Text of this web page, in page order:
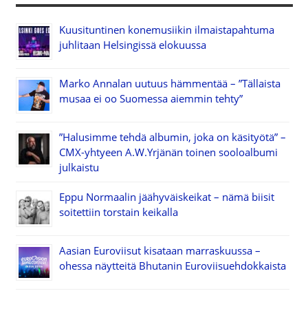
Kuusituntinen konemusiikin ilmaistapahtuma
juhlitaan Helsingissä elokuussa
Marko Annalan uutuus hämmentää – ”Tällaista
musaa ei oo Suomessa aiemmin tehty”
”Halusimme tehdä albumin, joka on käsityötä” –
CMX-yhtyeen A.W.Yrjänän toinen sooloalbumi
julkaistu
Eppu Normaalin jäähyväiskeikat – nämä biisit
soitettiin torstain keikalla
Aasian Euroviisut kisataan marraskuussa –
ohessa näytteitä Bhutanin Euroviisuehdokkaista